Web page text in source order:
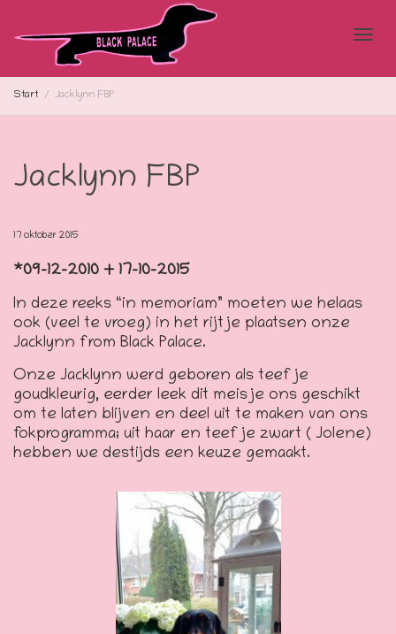
Start Jacklynn FBP
Jacklynn FBP
17 oktober 2015
*09-12-2010 + 17-10-2015
In deze reeks “in memoriam” moeten we helaas
ook (veel te vroeg) in het rijtje plaatsen onze
Jacklynn from Black Palace.
Onze Jacklynn werd geboren als teefje
goudkleurig, eerder leek dit meisje ons geschikt
om te laten blijven en deel uit te maken van ons
fokprogramma; uit haar en teefje zwart ( Jolene)
hebben we destijds een keuze gemaakt.